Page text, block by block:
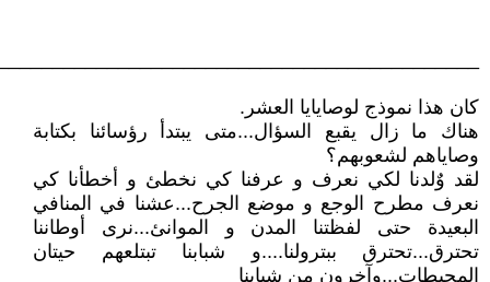
كان هذا نموذج لوصايايا العشر.
هناك ما زال يقبع السؤال...متى يبتدأ رؤسائنا بكتابة
وصاياهم لشعوبهم؟
لقد وٌلدنا لكي نعرف و عرفنا كي نخطئ و أخطأنا كي
نعرف مطرح الوجع و موضع الجرح...عشنا في المنافي
البعيدة حتى لفظتنا المدن و الموانئ...نرى أوطاننا
تحترق...تحترق ببترولنا....و شبابنا تبتلعهم حيتان
المحيطات...وآخرون من شبابنا